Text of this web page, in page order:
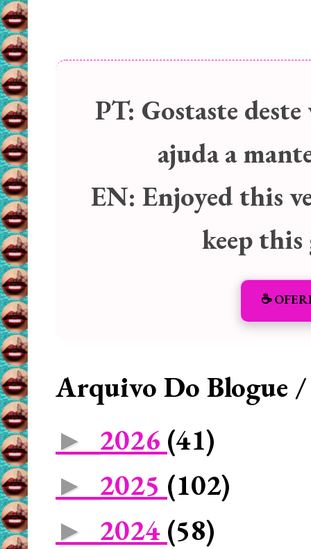
PT: Gostaste
ajuda a
EN: Enjoyed this
keep
☕️
Arquivo Do Blogue
► 2026 (41)
► 2025 (102)
► 2024 (58)